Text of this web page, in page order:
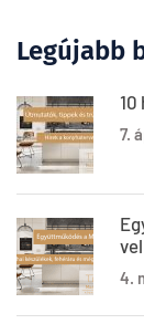
Legújabb
7.
vel
4.